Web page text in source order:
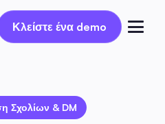
Κλείστε ένα demo
Κλείστε ένα demo
Σχολίων & DM